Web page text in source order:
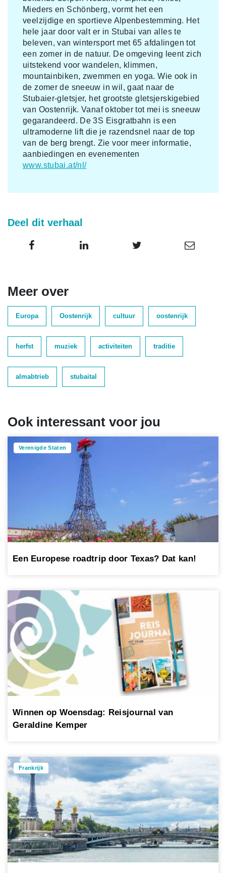
Mieders en Schönberg, vormt het een
veelzijdige en sportieve Alpenbestemming. Het
hele jaar door valt er in Stubai van alles te
beleven, van wintersport met 65 afdalingen tot
een zomer in de natuur. De omgeving leent zich
uitstekend voor wandelen, klimmen,
mountainbiken, zwemmen en yoga. Wie ook in
de zomer de sneeuw in wil, gaat naar de
Stubaier-gletsjer, het grootste gletsjerskigebied
van Oostenrijk. Vanaf oktober tot mei is sneeuw
gegarandeerd. De 3S Eisgratbahn is een
ultramoderne lift die je razendsnel naar de top
van de berg brengt. Zie voor meer informatie,
aanbiedingen en evenementen
www.stubai.at/nl/
Deel dit verhaal
Meer over
Europa Oostenrijk cultuur oostenrijk
herfst muziek activiteiten traditie
almabtrieb stubaital
Ook interessant voor jou
Verenigde Staten
Een Europese roadtrip door Texas? Dat kan!
Winnen op Woensdag: Reisjournal van
Geraldine Kemper
Frankrijk